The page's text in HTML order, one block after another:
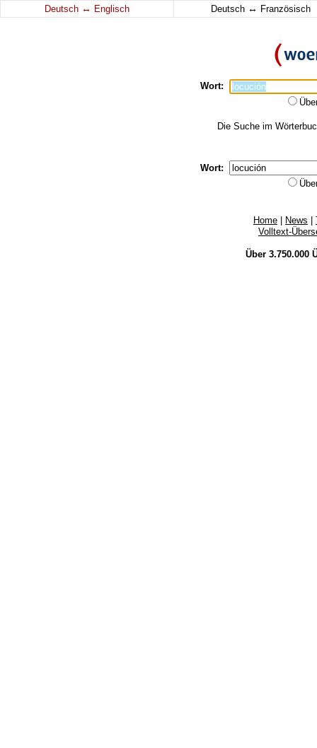
Deutsch ↔ Englisch Deutsch ↔ Französisch
Wort:
Die Suche im
Wort:
Home News
Volltext-
Über 3.750.000